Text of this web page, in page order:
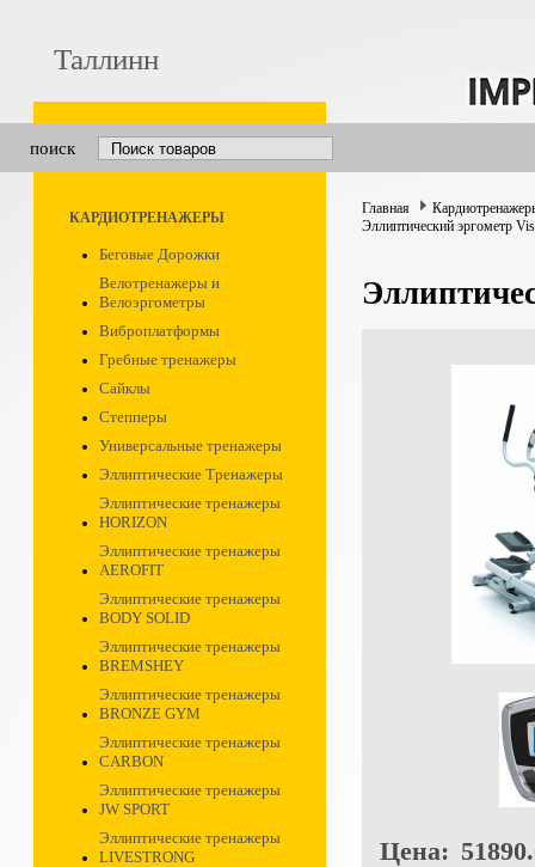
Таллинн
поиск
КАРДИОТРЕНАЖЕРЫ
Беговые Дорожки
Велотренажеры и
Велоэргометры
Виброплатформы
Гребные тренажеры
Сайклы
Степперы
Универсальные тренажеры
Эллиптические Тренажеры
Эллиптические тренажеры
HORIZON
Эллиптические тренажеры
AEROFIT
Эллиптические тренажеры
BODY SOLID
Эллиптические тренажеры
BREMSHEY
Эллиптические тренажеры
BRONZE GYM
Эллиптические тренажеры
CARBON
Эллиптические тренажеры
JW SPORT
Эллиптические тренажеры
LIVESTRONG
Главная
Эллиптический эргометр
Цена: